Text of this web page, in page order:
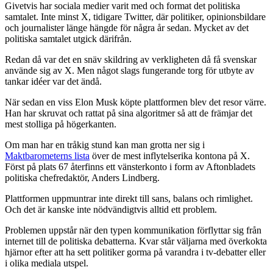
Givetvis har sociala medier varit med och format det politiska
samtalet. Inte minst X, tidigare Twitter, där politiker, opinionsbildare
och journalister länge hängde för några år sedan. Mycket av det
politiska samtalet utgick därifrån.
Redan då var det en snäv skildring av verkligheten då få svenskar
använde sig av X. Men något slags fungerande torg för utbyte av
tankar idéer var det ändå.
När sedan en viss Elon Musk köpte plattformen blev det resor värre.
Han har skruvat och rattat på sina algoritmer så att de främjar det
mest stolliga på högerkanten.
Om man har en tråkig stund kan man grotta ner sig i
Maktbarometerns lista över de mest inflytelserika kontona på X.
Först på plats 67 återfinns ett vänsterkonto i form av Aftonbladets
politiska chefredaktör, Anders Lindberg.
Plattformen uppmuntrar inte direkt till sans, balans och rimlighet.
Och det är kanske inte nödvändigtvis alltid ett problem.
Problemen uppstår när den typen kommunikation förflyttar sig från
internet till de politiska debatterna. Kvar står väljarna med överkokta
hjärnor efter att ha sett politiker gorma på varandra i tv-debatter eller
i olika mediala utspel.